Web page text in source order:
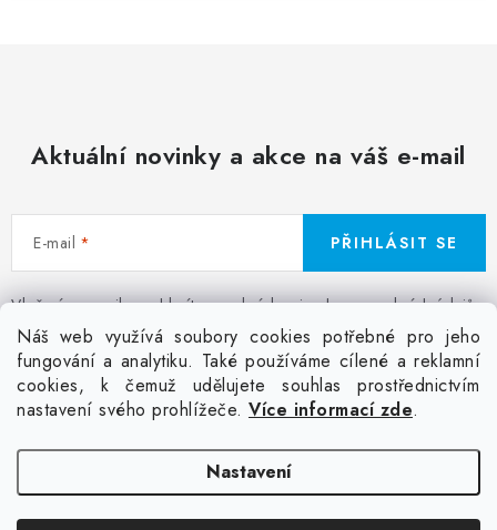
Náš web využívá soubory cookies potřebné pro jeho
fungování a analytiku. Také používáme cílené a reklamní
cookies, k čemuž udělujete souhlas prostřednictvím
nastavení svého prohlížeče. Více informací zde.
Nastavení
Aktuální novinky a akce na váš e-mail
E-mail
Vložením e-mailu souhlasíte spodmínkami ochrany osobních údajů
PŘIHLÁSIT SE
Facebook Kontakt Jak nakupovat
Poptávka potisku textilu
Akce a slevy GDPR + cookies Obchodní podmínky
Doprava
Copyright 2026Colordot.cz. Všechna práva vyhrazena.Upravit nastavení